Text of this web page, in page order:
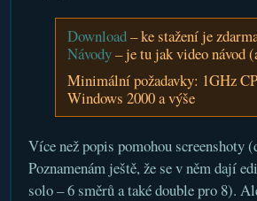
Download– ke stažení je
Návody– je tu jak video návod
Minimální požadavky: 1GHz
Windows 2000 a výše
Více než popis pomohou screenshoty
Poznamenám ještě, že se v něm dají
solo – 6 směrů a také double pro 8).